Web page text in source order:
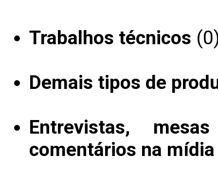
Trabalhos técnicos
Demais tipos de
Entrevistas,
comentários na mídia